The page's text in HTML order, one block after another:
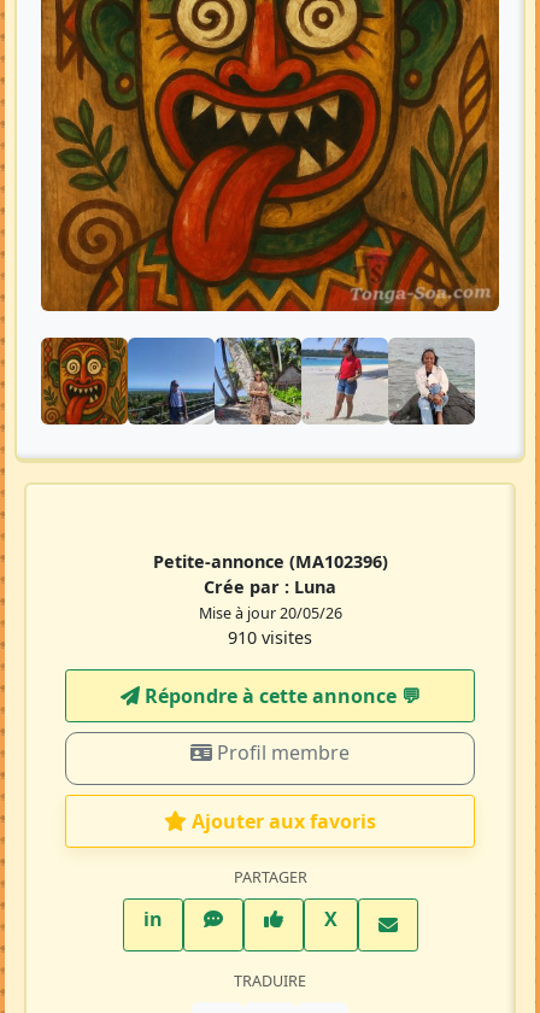
Petite-annonce (MA102396)
Crée par : Luna
Mise à jour 20/05/26
910 visites
Répondre à cette annonce 💬​
Profil membre
Ajouter aux favoris
PARTAGER
inLinkedInWhatsAppFacebook
XTwitter X
TRADUIRE